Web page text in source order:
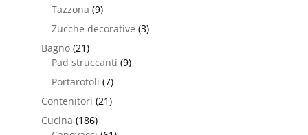
Tazzona (9)
Zucche decorative (3)
Bagno (21)
Pad struccanti (9)
Portarotoli (7)
Contenitori (21)
Cucina (186)